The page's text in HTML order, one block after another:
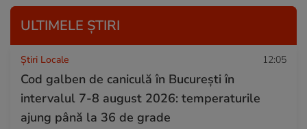
ULTIMELE ȘTIRI
Știri Locale 12:05
Cod galben de caniculă în București în
intervalul 7-8 august 2026: temperaturile
ajung până la 36 de grade